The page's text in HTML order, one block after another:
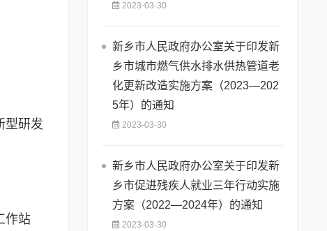
型研发
作站
2023-03-30
新乡市人民政府办公室关于印发新
乡市城市燃气供水排水供热管道老
化更新改造实施方案（2023—202
5年）的通知
2023-03-30
新乡市人民政府办公室关于印发新
乡市促进残疾人就业三年行动实施
方案（2022—2024年）的通知
2023-03-30